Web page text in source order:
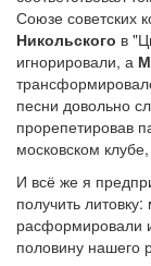
Союзе советских
Никольского в
игнорировали, а
песни довольно
прорепетировав
московском
И всё же я
получить
расформировали
половину нашего